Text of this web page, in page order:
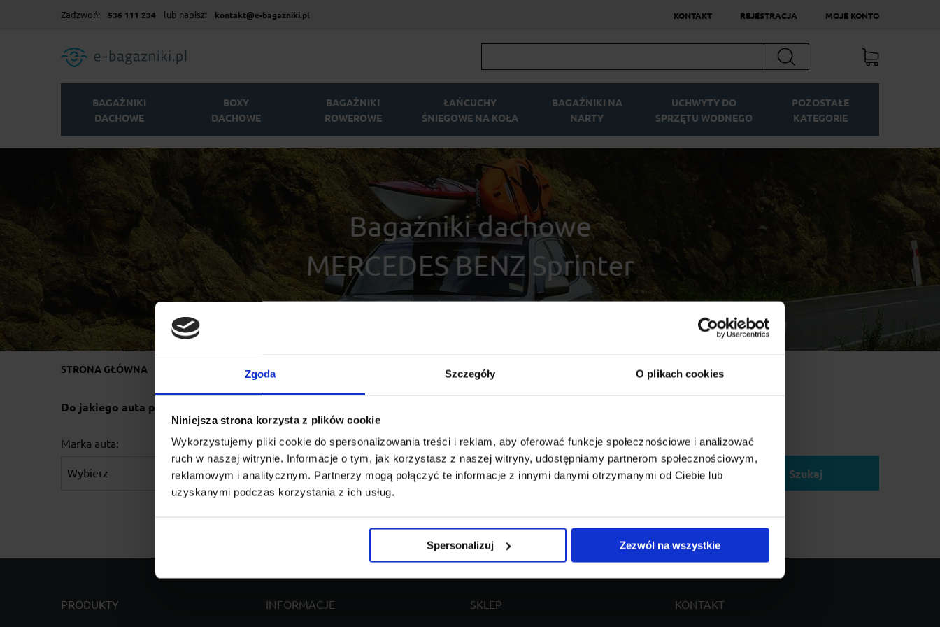
Zgoda Szczegóły O plikach cookies
Niniejsza strona korzysta z plików cookie
Wykorzystujemy pliki cookie do spersonalizowania treści i reklam, aby oferować funkcje społecznościowe i analizować
ruch w naszej witrynie. Informacje o tym, jak korzystasz z naszej witryny, udostępniamy partnerom społecznościowym,
reklamowym i analitycznym. Partnerzy mogą połączyć te informacje z innymi danymi otrzymanymi od Ciebie lub
uzyskanymi podczas korzystania z ich usług.
Spersonalizuj Zezwól na wszystkie
Zadzwoń: 536 111 234 lub napisz: kontakt@e-bagazniki.pl KONTAKT REJESTRACJA MOJE KONTO
Szukaj
BAGAŻNIKI
DACHOWE
BOXY
DACHOWE
BAGAŻNIKI
ROWEROWE
ŁAŃCUCHY
ŚNIEGOWE NA KOŁA
BAGAŻNIKI NA
NARTY
UCHWYTY DO
SPRZĘTU WODNEGO
POZOSTAŁE
KATEGORIE
Bagażniki dachowe
MERCEDES BENZ Sprinter
STRONA GŁÓWNA BAGAŻNIKI DACHOWE
Do jakiego auta potrzebujesz bagażnik?
Marka auta: Rok produkcji: Model: Wariant modelu:
Szukaj
PRODUKTY INFORMACJE SKLEP KONTAKT